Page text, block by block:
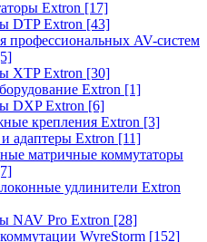
Extron [17]
DTP Extron [43]
профессиональных AV-систем
XTP Extron [30]
Extron [1]
DXP Extron [6]
крепления Extron [3]
адаптеры Extron [11]
матричные коммутаторы
удлинители Extron
NAV Pro Extron [28]
WyreStorm [152]